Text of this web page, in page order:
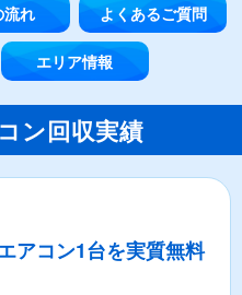
流れ よくあるご質問
エリア情報
ン回収実績
アコン1台を実質無料